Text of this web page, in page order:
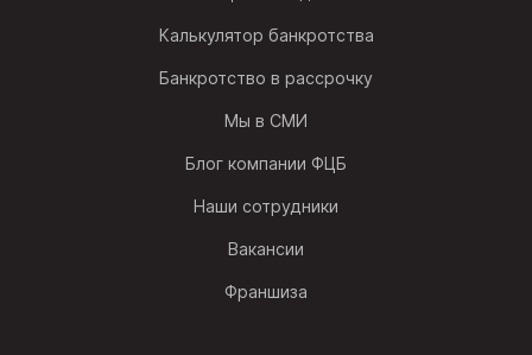
Калькулятор банкротства
Банкротство в рассрочку
Мы в СМИ
Блог компании ФЦБ
Наши сотрудники
Вакансии
Франшиза